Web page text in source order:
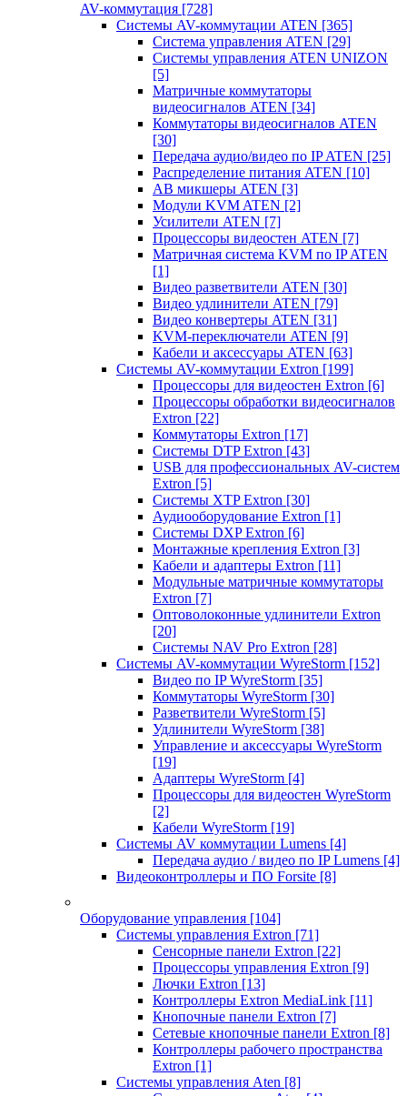
AV-коммутация [728]
Системы AV-коммутации ATEN [365]
Система управления ATEN [29]
Системы управления ATEN UNIZON
[5]
Матричные коммутаторы
видеосигналов ATEN [34]
Коммутаторы видеосигналов ATEN
[30]
Передача аудио/видео по IP ATEN [25]
Распределение питания ATEN [10]
АВ микшеры ATEN [3]
Модули KVM ATEN [2]
Усилители ATEN [7]
Процессоры видеостен ATEN [7]
Матричная система KVM по IP ATEN
[1]
Видео разветвители ATEN [30]
Видео удлинители ATEN [79]
Видео конвертеры ATEN [31]
KVM-переключатели ATEN [9]
Кабели и аксессуары ATEN [63]
Системы AV-коммутации Extron [199]
Процессоры для видеостен Extron [6]
Процессоры обработки видеосигналов
Extron [22]
Коммутаторы Extron [17]
Системы DTP Extron [43]
USB для профессиональных AV-систем
Extron [5]
Системы XTP Extron [30]
Аудиооборудование Extron [1]
Системы DXP Extron [6]
Монтажные крепления Extron [3]
Кабели и адаптеры Extron [11]
Модульные матричные коммутаторы
Extron [7]
Оптоволоконные удлинители Extron
[20]
Системы NAV Pro Extron [28]
Системы AV-коммутации WyreStorm [152]
Видео по IP WyreStorm [35]
Коммутаторы WyreStorm [30]
Разветвители WyreStorm [5]
Удлинители WyreStorm [38]
Управление и аксессуары WyreStorm
[19]
Адаптеры WyreStorm [4]
Процессоры для видеостен WyreStorm
[2]
Кабели WyreStorm [19]
Системы AV коммутации Lumens [4]
Передача аудио / видео по IP Lumens [4]
Видеоконтроллеры и ПО Forsite [8]
Оборудование управления [104]
Системы управления Extron [71]
Сенсорные панели Extron [22]
Процессоры управления Extron [9]
Лючки Extron [13]
Контроллеры Extron MediaLink [11]
Кнопочные панели Extron [7]
Сетевые кнопочные панели Extron [8]
Контроллеры рабочего пространства
Extron [1]
Системы управления Aten [8]